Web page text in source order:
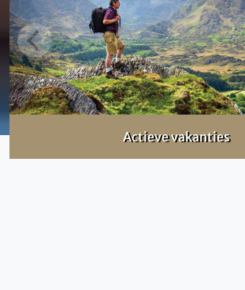
Actieve vakanties